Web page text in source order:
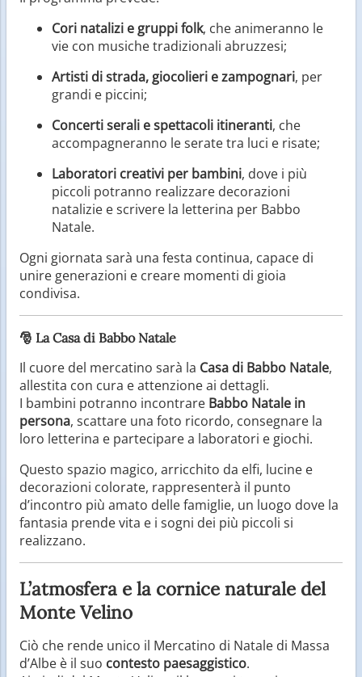
Cori natalizi e gruppi folk, che animeranno le
vie con musiche tradizionali abruzzesi;
Artisti di strada, giocolieri e zampognari, per
grandi e piccini;
Concerti serali e spettacoli itineranti, che
accompagneranno le serate tra luci e risate;
Laboratori creativi per bambini, dove i più
piccoli potranno realizzare decorazioni
natalizie e scrivere la letterina per Babbo
Natale.
Ogni giornata sarà una festa continua, capace di
unire generazioni e creare momenti di gioia
condivisa.
🎅 La Casa di Babbo Natale
Il cuore del mercatino sarà la Casa di Babbo Natale,
allestita con cura e attenzione ai dettagli.
I bambini potranno incontrare Babbo Natale in
persona, scattare una foto ricordo, consegnare la
loro letterina e partecipare a laboratori e giochi.
Questo spazio magico, arricchito da elfi, lucine e
decorazioni colorate, rappresenterà il punto
d’incontro più amato delle famiglie, un luogo dove la
fantasia prende vita e i sogni dei più piccoli si
realizzano.
L’atmosfera e la cornice naturale del
Monte Velino
Ciò che rende unico il Mercatino di Natale di Massa
d’Albe è il suo contesto paesaggistico.